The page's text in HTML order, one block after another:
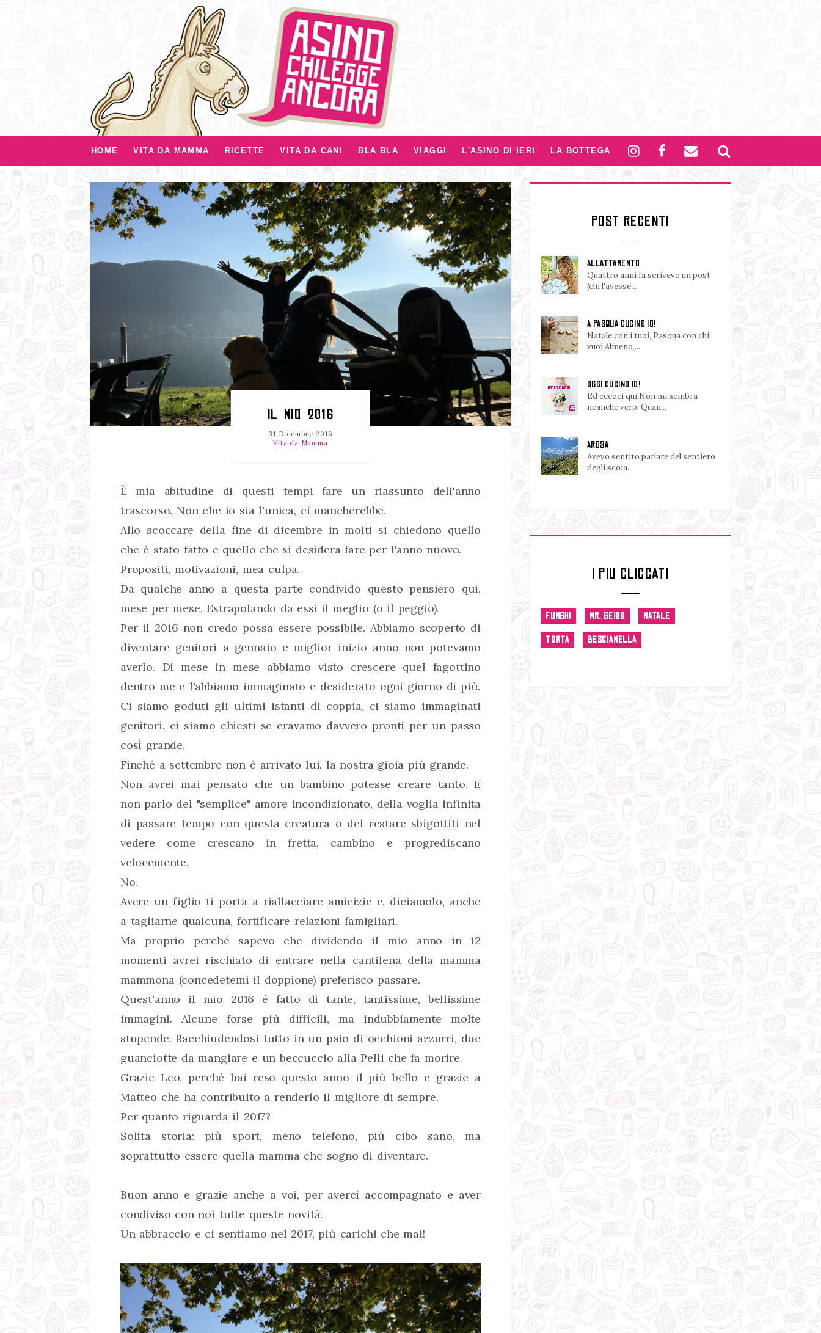
HOME VITA DA MAMMA RICETTE VITA DA CANI BLA BLA VIAGGI L'ASINO DI IERI LA BOTTEGA
IL MIO 2016
31 Dicembre 2016
Vita da Mamma
È mia abitudine di questi tempi fare un riassunto dell'anno
trascorso. Non che io sia l'unica, ci mancherebbe.
Allo scoccare della fine di dicembre in molti si chiedono quello
che é stato fatto e quello che si desidera fare per l'anno nuovo.
Propositi, motivazioni, mea culpa.
Da qualche anno a questa parte condivido questo pensiero qui,
mese per mese. Estrapolando da essi il meglio (o il peggio).
Per il 2016 non credo possa essere possibile. Abbiamo scoperto di
diventare genitori a gennaio e miglior inizio anno non potevamo
averlo. Di mese in mese abbiamo visto crescere quel fagottino
dentro me e l'abbiamo immaginato e desiderato ogni giorno di più.
Ci siamo goduti gli ultimi istanti di coppia, ci siamo immaginati
genitori, ci siamo chiesti se eravamo davvero pronti per un passo
così grande.
Finché a settembre non é arrivato lui, la nostra gioia più grande.
Non avrei mai pensato che un bambino potesse creare tanto. E
non parlo del "semplice" amore incondizionato, della voglia infinita
di passare tempo con questa creatura o del restare sbigottiti nel
vedere come crescano in fretta, cambino e progrediscano
velocemente.
No.
Avere un figlio ti porta a riallacciare amicizie e, diciamolo, anche
a tagliarne qualcuna, fortificare relazioni famigliari.
Ma proprio perché sapevo che dividendo il mio anno in 12
momenti avrei rischiato di entrare nella cantilena della mamma
mammona (concedetemi il doppione) preferisco passare.
Quest'anno il mio 2016 é fatto di tante, tantissime, bellissime
immagini. Alcune forse più difficili, ma indubbiamente molte
stupende. Racchiudendosi tutto in un paio di occhioni azzurri, due
guanciotte da mangiare e un beccuccio alla Pelli che fa morire.
Grazie Leo, perché hai reso questo anno il più bello e grazie a
Matteo che ha contribuito a renderlo il migliore di sempre.
Per quanto riguarda il 2017?
Solita storia: più sport, meno telefono, più cibo sano, ma
soprattutto essere quella mamma che sogno di diventare.
Buon anno e grazie anche a voi, per averci accompagnato e aver
condiviso con noi tutte queste novità.
Un abbraccio e ci sentiamo nel 2017, più carichi che mai!
POST RECENTI
ALLATTAMENTO
Quattro anni fa scrivevo un post
(chi l'avesse...
A PASQUA CUCINO IO!
Natale con i tuoi, Pasqua con chi
vuoi.Almeno,...
OGGI CUCINO IO!
Ed eccoci qui.Non mi sembra
neanche vero. Quan...
AROSA
Avevo sentito parlare del sentiero
degli scoia...
I PIU CLICCATI
FUNGHI MR. GEIDO NATALE
TORTA BESCIAMELLA